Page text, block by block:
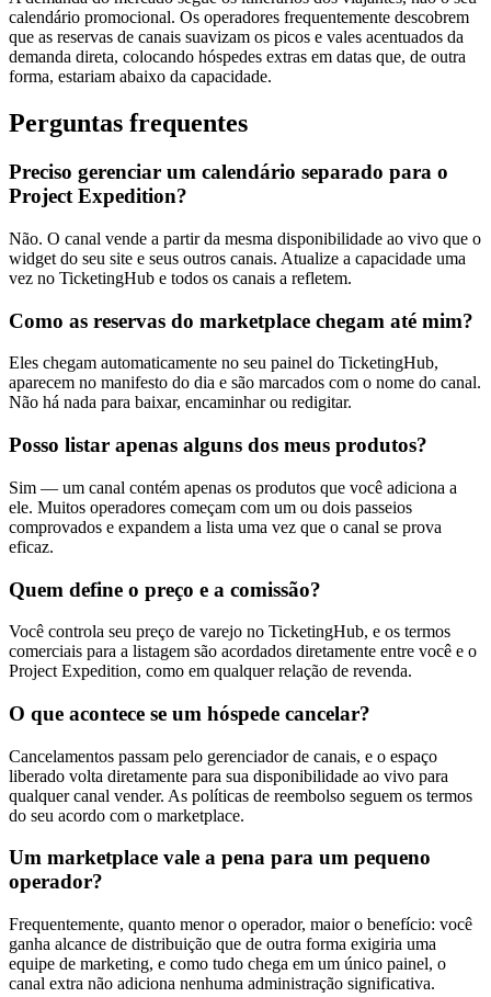
calendário promocional. Os operadores frequentemente descobrem
que as reservas de canais suavizam os picos e vales acentuados da
demanda direta, colocando hóspedes extras em datas que, de outra
forma, estariam abaixo da capacidade.
Perguntas frequentes
Preciso gerenciar um calendário separado para o
Project Expedition?
Não. O canal vende a partir da mesma disponibilidade ao vivo que o
widget do seu site e seus outros canais. Atualize a capacidade uma
vez no TicketingHub e todos os canais a refletem.
Como as reservas do marketplace chegam até mim?
Eles chegam automaticamente no seu painel do TicketingHub,
aparecem no manifesto do dia e são marcados com o nome do canal.
Não há nada para baixar, encaminhar ou redigitar.
Posso listar apenas alguns dos meus produtos?
Sim — um canal contém apenas os produtos que você adiciona a
ele. Muitos operadores começam com um ou dois passeios
comprovados e expandem a lista uma vez que o canal se prova
eficaz.
Quem define o preço e a comissão?
Você controla seu preço de varejo no TicketingHub, e os termos
comerciais para a listagem são acordados diretamente entre você e o
Project Expedition, como em qualquer relação de revenda.
O que acontece se um hóspede cancelar?
Cancelamentos passam pelo gerenciador de canais, e o espaço
liberado volta diretamente para sua disponibilidade ao vivo para
qualquer canal vender. As políticas de reembolso seguem os termos
do seu acordo com o marketplace.
Um marketplace vale a pena para um pequeno
operador?
Frequentemente, quanto menor o operador, maior o benefício: você
ganha alcance de distribuição que de outra forma exigiria uma
equipe de marketing, e como tudo chega em um único painel, o
canal extra não adiciona nenhuma administração significativa.